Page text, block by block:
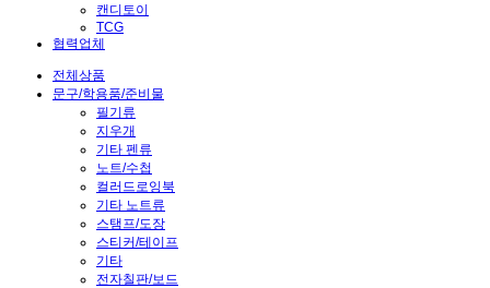
캔디토이
TCG
협력업체
전체상품
문구/학용품/준비물
필기류
지우개
기타 펜류
노트/수첩
컬러드로잉북
기타 노트류
스탬프/도장
스티커/테이프
기타
전자칠판/보드